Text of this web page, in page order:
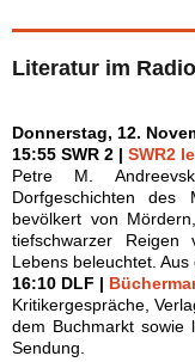
Literatur im
Donnerstag, 12.
15:55 SWR 2 | SWR2
Petre M.
Dorfgeschichten des
bevölkert von
tiefschwarzer
Lebens beleuchtet.
16:10 DLF |
Kritikergespräche,
dem Buchmarkt sowie
Sendung.